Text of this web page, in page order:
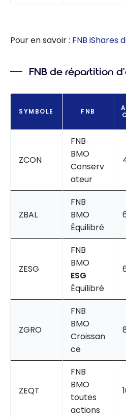
Pour en savoir : FNB iShares
FNB de répartition
SYMBOLE FNB
ZCON
FNB
BMO
Conserv
ateur
ZBAL
FNB
BMO
Équilibré
ZESG
FNB
BMO
ESG
Équilibré
ZGRO
FNB
BMO
Croissan
ce
ZEQT
FNB
BMO
toutes
actions